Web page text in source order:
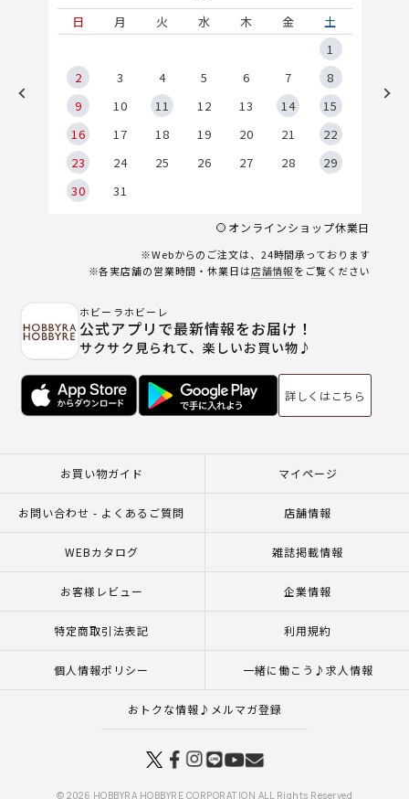
日
月 火 水 木 金
土
1
2
3 4 5 6 7
8
9
10 11 12 13 14
15
16
17 18 19 20 21
22
23
24 25 26 27 28
29
30
31
オンラインショップ休業日
※Webからのご注文は、24時間承っております
※各実店舗の営業時間・休業日は店舗情報をご覧ください
ホビーラホビーレ
公式アプリで最新情報をお届け！
サクサク見られて、楽しいお買い物♪
詳しくはこちら
お買い物ガイド マイページ
お問い合わせ - よくあるご質問 店舗情報
WEBカタログ 雑誌掲載情報
お客様レビュー 企業情報
特定商取引法表記 利用規約
個人情報ポリシー 一緒に働こう♪求人情報
おトクな情報♪メルマガ登録
© 2026 HOBBYRA HOBBYRE CORPORATION ALL Rights Reserved